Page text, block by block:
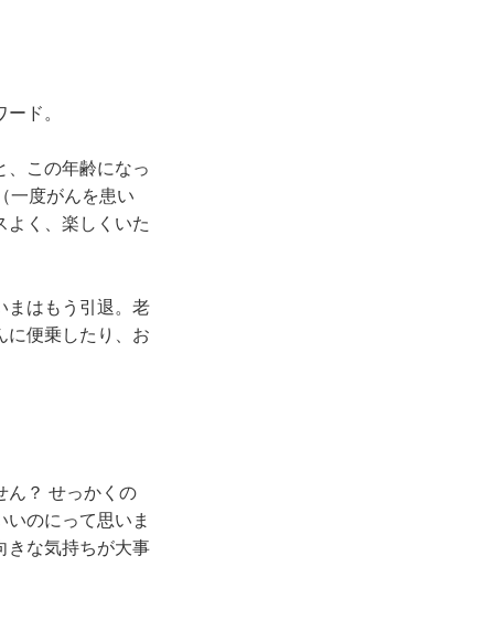
ド。
、この年齢になっ
一度がんを患い
よく、楽しくいた
まはもう引退。老
に便乗したり、お
ん？ せっかくの
のにって思いま
きな気持ちが大事